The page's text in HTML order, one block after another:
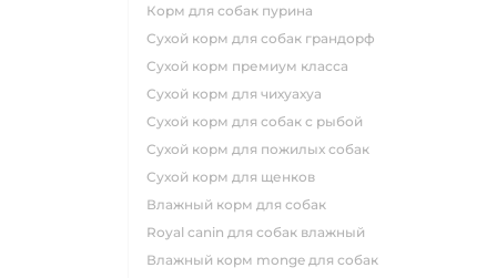
корм для собак пурина
сухой корм для собак грандорф
сухой корм премиум класса
сухой корм для чихуахуа
сухой корм для собак с рыбой
сухой корм для пожилых собак
сухой корм для щенков
влажный корм для собак
royal canin для собак влажный
влажный корм monge для собак